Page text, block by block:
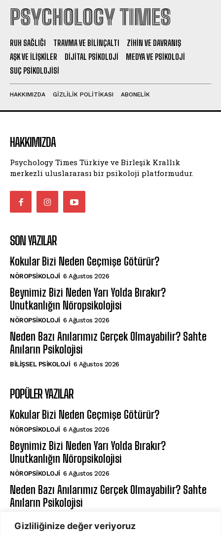
Gizliliğinize değer veriyoruz
PSYCHOLOGY TIMES
RUH SAĞLIĞI TRAVMA VE BILINÇALTI
ZIHIN VE DAVRANIŞ
AŞK VE İLIŞKILER
DIJITAL PSIKOLOJI
MEDYA VE PSIKOLOJI
SUÇ PSIKOLOJISI
HAKKIMIZDA GIZLILIK POLITIKASI ABONELIK
HAKKIMIZDA
Psychology Times Türkiye ve Birleşik Krallık
merkezli uluslararası bir psikoloji platformudur.
SON YAZILAR
Kokular Bizi Neden Geçmişe Götürür?
NÖROPSIKOLOJI 6 Ağustos 2026
Beynimiz Bizi Neden Yarı Yolda Bırakır?
Unutkanlığın Nöropsikolojisi
NÖROPSIKOLOJI 6 Ağustos 2026
Neden Bazı Anılarımız Gerçek Olmayabilir? Sahte
Anıların Psikolojisi
BILIŞSEL PSIKOLOJI 6 Ağustos 2026
POPÜLER YAZILAR
Kokular Bizi Neden Geçmişe Götürür?
NÖROPSIKOLOJI 6 Ağustos 2026
Beynimiz Bizi Neden Yarı Yolda Bırakır?
Unutkanlığın Nöropsikolojisi
NÖROPSIKOLOJI 6 Ağustos 2026
Neden Bazı Anılarımız Gerçek Olmayabilir? Sahte
Anıların Psikolojisi